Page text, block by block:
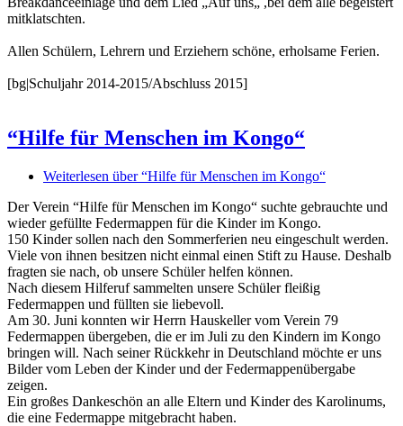
mitklatschten.
Allen Schülern, Lehrern und Erziehern schöne, erholsame Ferien.
[bg|Schuljahr 2014-2015/Abschluss 2015]
“Hilfe für Menschen im Kongo“
Weiterlesen über “Hilfe für Menschen im Kongo“
Der Verein “Hilfe für Menschen im Kongo“ suchte gebrauchte und
wieder gefüllte Federmappen für die Kinder im Kongo.
150 Kinder sollen nach den Sommerferien neu eingeschult werden.
Viele von ihnen besitzen nicht einmal einen Stift zu Hause. Deshalb
fragten sie nach, ob unsere Schüler helfen können.
Nach diesem Hilferuf sammelten unsere Schüler fleißig
Federmappen und füllten sie liebevoll.
Am 30. Juni konnten wir Herrn Hauskeller vom Verein 79
Federmappen übergeben, die er im Juli zu den Kindern im Kongo
bringen will. Nach seiner Rückkehr in Deutschland möchte er uns
Bilder vom Leben der Kinder und der Federmappenübergabe
zeigen.
Ein großes Dankeschön an alle Eltern und Kinder des Karolinums,
die eine Federmappe mitgebracht haben.